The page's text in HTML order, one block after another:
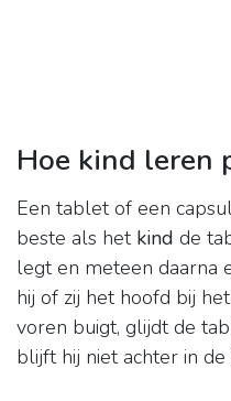
Hoe kind leren
Een tablet of een
beste als het kind de
legt en meteen daarna
hij of zij het hoofd bij het
voren buigt, glijdt de
blijft hij niet achter in